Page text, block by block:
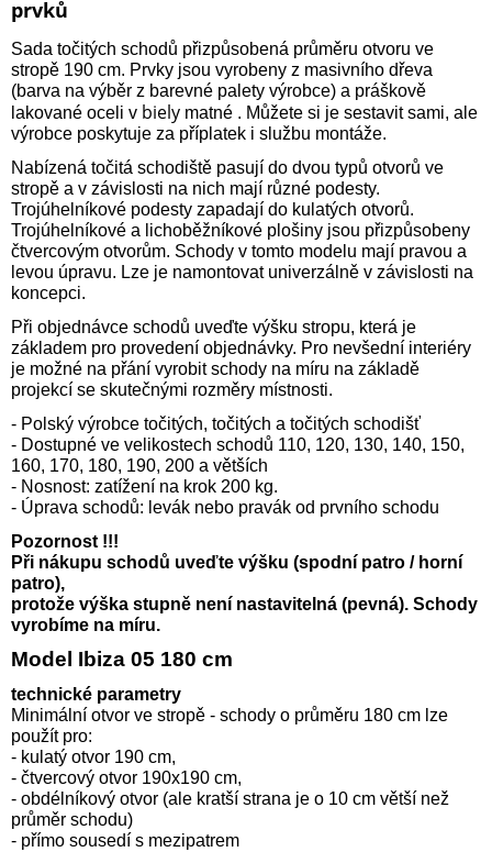
prvků
Sada točitých schodů přizpůsobená průměru otvoru ve
stropě 190 cm. Prvky jsou vyrobeny z masivního dřeva
(barva na výběr z barevné palety výrobce) a práškově
lakované oceli v biely matné . Můžete si je sestavit sami, ale
výrobce poskytuje za příplatek i službu montáže.
Nabízená točitá schodiště pasují do dvou typů otvorů ve
stropě a v závislosti na nich mají různé podesty.
Trojúhelníkové podesty zapadají do kulatých otvorů.
Trojúhelníkové a lichoběžníkové plošiny jsou přizpůsobeny
čtvercovým otvorům. Schody v tomto modelu mají pravou a
levou úpravu. Lze je namontovat univerzálně v závislosti na
koncepci.
Při objednávce schodů uveďte výšku stropu, která je
základem pro provedení objednávky. Pro nevšední interiéry
je možné na přání vyrobit schody na míru na základě
projekcí se skutečnými rozměry místnosti.
- Polský výrobce točitých, točitých a točitých schodišť
- Dostupné ve velikostech schodů 110, 120, 130, 140, 150,
160, 170, 180, 190, 200 a větších
- Nosnost: zatížení na krok 200 kg.
- Úprava schodů: levák nebo pravák od prvního schodu
Pozornost !!!
Při nákupu schodů uveďte výšku (spodní patro / horní
patro),
protože výška stupně není nastavitelná (pevná). Schody
vyrobíme na míru.
Model Ibiza 05 180 cm
technické parametry
Minimální otvor ve stropě - schody o průměru 180 cm lze
použít pro:
- kulatý otvor 190 cm,
- čtvercový otvor 190x190 cm,
- obdélníkový otvor (ale kratší strana je o 10 cm větší než
průměr schodu)
- přímo sousedí s mezipatrem